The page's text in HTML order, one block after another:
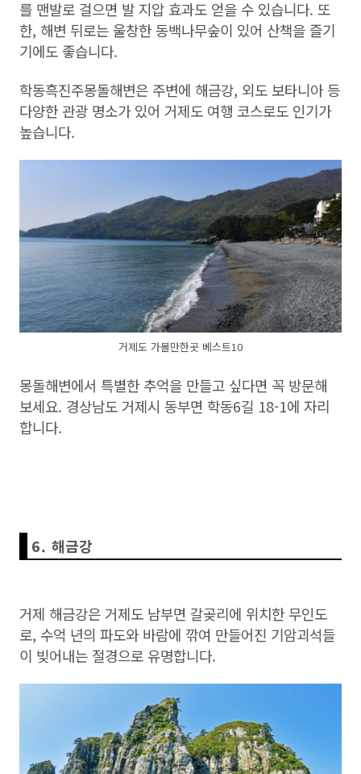
를 맨발로 걸으면 발 지압 효과도 얻을 수 있습니다. 또
한, 해변 뒤로는 울창한 동백나무숲이 있어 산책을 즐기
기에도 좋습니다.
학동흑진주몽돌해변은 주변에 해금강, 외도 보타니아 등
다양한 관광 명소가 있어 거제도 여행 코스로도 인기가
높습니다.
거제도 가볼만한곳 베스트10
몽돌해변에서 특별한 추억을 만들고 싶다면 꼭 방문해
보세요. 경상남도 거제시 동부면 학동6길 18-1에 자리
합니다.
6. 해금강
거제 해금강은 거제도 남부면 갈곶리에 위치한 무인도
로, 수억 년의 파도와 바람에 깎여 만들어진 기암괴석들
이 빚어내는 절경으로 유명합니다.